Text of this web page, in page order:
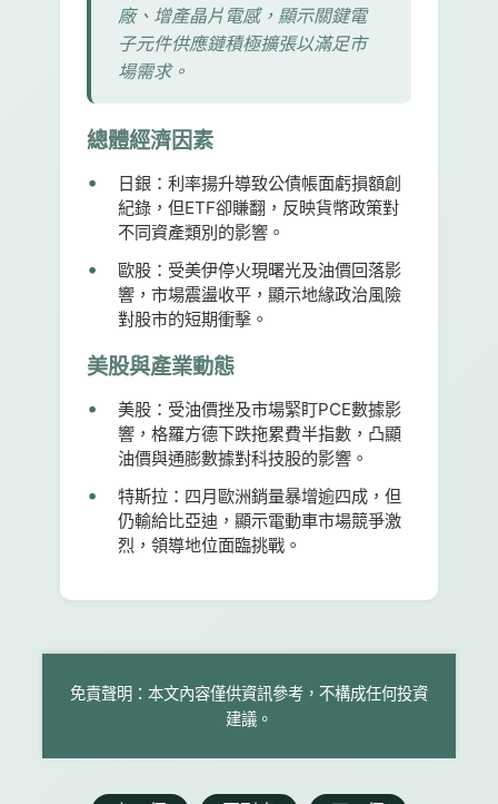
廠、增產晶片電感，顯示關鍵電
子元件供應鏈積極擴張以滿足市
場需求。
總體經濟因素
日銀： 利率揚升導致公債帳面虧損額創
紀錄，但ETF卻賺翻，反映貨幣政策對
不同資產類別的影響。
歐股： 受美伊停火現曙光及油價回落影
響，市場震盪收平，顯示地緣政治風險
對股市的短期衝擊。
美股與產業動態
美股： 受油價挫及市場緊盯PCE數據影
響，格羅方德下跌拖累費半指數，凸顯
油價與通膨數據對科技股的影響。
特斯拉： 四月歐洲銷量暴增逾四成，但
仍輸給比亞迪，顯示電動車市場競爭激
烈，領導地位面臨挑戰。
免責聲明：本文內容僅供資訊參考，不構成任何投資
建議。